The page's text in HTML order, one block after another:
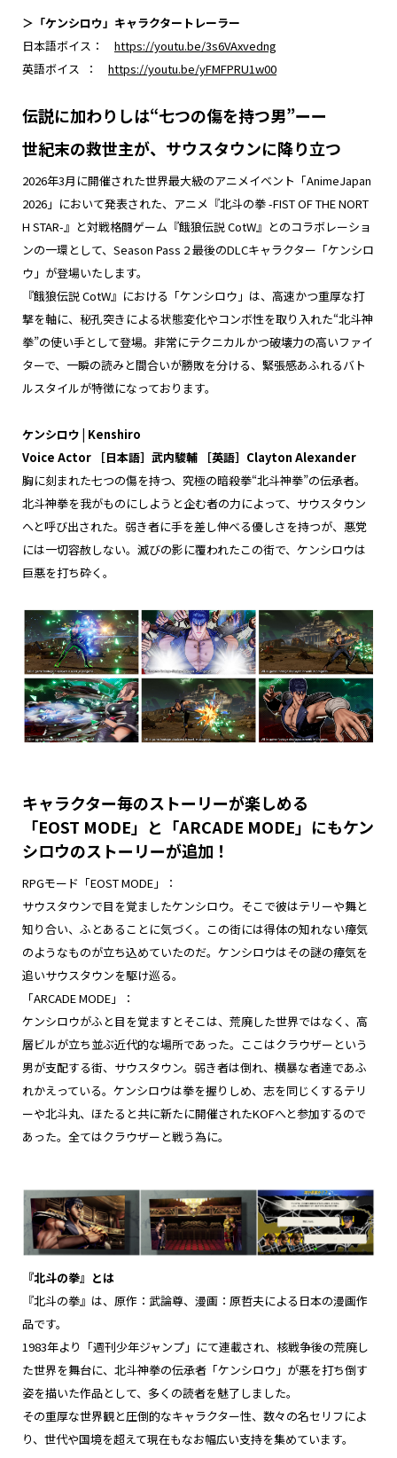
＞「ケンシロウ」キャラクタートレーラー
日本語ボイス： https://youtu.be/3s6VAxvedng
英語ボイス ： https://youtu.be/yFMFPRU1w00
伝説に加わりしは“七つの傷を持つ男”ーー
世紀末の救世主が、サウスタウンに降り立つ
2026年3月に開催された世界最大級のアニメイベント「AnimeJapan
2026」において発表された、アニメ『北斗の拳 -FIST OF THE NORT
H STAR-』と対戦格闘ゲーム『餓狼伝説 CotW』とのコラボレーショ
ンの一環として、Season Pass 2 最後のDLCキャラクター「ケンシロ
ウ」が登場いたします。
『餓狼伝説 CotW』における「ケンシロウ」は、高速かつ重厚な打
撃を軸に、秘孔突きによる状態変化やコンボ性を取り入れた“北斗神
拳”の使い手として登場。非常にテクニカルかつ破壊力の高いファイ
ターで、一瞬の読みと間合いが勝敗を分ける、緊張感あふれるバト
ルスタイルが特徴になっております。
ケンシロウ | Kenshiro
Voice Actor
［日本語］武内駿輔 ［英語］Clayton Alexander
胸に刻まれた七つの傷を持つ、究極の暗殺拳“北斗神拳”の伝承者。
北斗神拳を我がものにしようと企む者の力によって、サウスタウン
へと呼び出された。弱き者に手を差し伸べる優しさを持つが、悪党
には一切容赦しない。滅びの影に覆われたこの街で、ケンシロウは
巨悪を打ち砕く。
キャラクター毎のストーリーが楽しめる
「EOST MODE」と「ARCADE MODE」にもケン
シロウのストーリーが追加！
RPGモード「EOST MODE」：
サウスタウンで目を覚ましたケンシロウ。そこで彼はテリーや舞と
知り合い、ふとあることに気づく。この街には得体の知れない瘴気
のようなものが立ち込めていたのだ。ケンシロウはその謎の瘴気を
追いサウスタウンを駆け巡る。
「ARCADE MODE」：
ケンシロウがふと目を覚ますとそこは、荒廃した世界ではなく、高
層ビルが立ち並ぶ近代的な場所であった。ここはクラウザーという
男が支配する街、サウスタウン。弱き者は倒れ、横暴な者達であふ
れかえっている。ケンシロウは拳を握りしめ、志を同じくするテリ
ーや北斗丸、ほたると共に新たに開催されたKOFへと参加するので
あった。全てはクラウザーと戦う為に。
『北斗の拳』とは
『北斗の拳』は、原作：武論尊、漫画：原哲夫による日本の漫画作
品です。
1983年より「週刊少年ジャンプ」にて連載され、核戦争後の荒廃し
た世界を舞台に、北斗神拳の伝承者「ケンシロウ」が悪を打ち倒す
姿を描いた作品として、多くの読者を魅了しました。
その重厚な世界観と圧倒的なキャラクター性、数々の名セリフによ
り、世代や国境を超えて現在もなお幅広い支持を集めています。